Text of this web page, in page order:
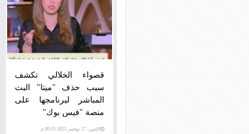
قصواء الخلالي تكشف
سبب حذف "ميتا" البث
المباشر لبرنامجها على
منصة "فيس بوك"
الإثنين، 27 نوفمبر 2023 09:55 م